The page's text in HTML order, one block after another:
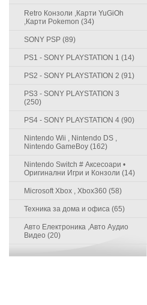
Retro Конзоли ,Карти YuGiOh
,Карти Pokemon (34)
SONY PSP (89)
PS1 - SONY PLAYSTATION 1 (14)
PS2 - SONY PLAYSTATION 2 (91)
PS3 - SONY PLAYSTATION 3
(250)
PS4 - SONY PLAYSTATION 4 (90)
Nintendo Wii , Nintendo DS ,
Nintendo GameBoy (162)
Nintendo Switch # Аксесоари •
Оригинални Игри и Конзоли (14)
Microsoft Xbox , Xbox360 (58)
Техника за дома и офиса (65)
Авто Електроника ,Авто Аудио
Видео (20)